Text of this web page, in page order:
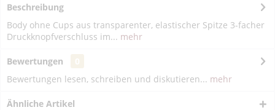
Beschreibung
Body ohne Cups aus transparenter, elastischer Spitze 3-facher
Druckknopfverschluss im... mehr
Bewertungen
Bewertungen lesen, schreiben und diskutieren... mehr
Ähnliche Artikel